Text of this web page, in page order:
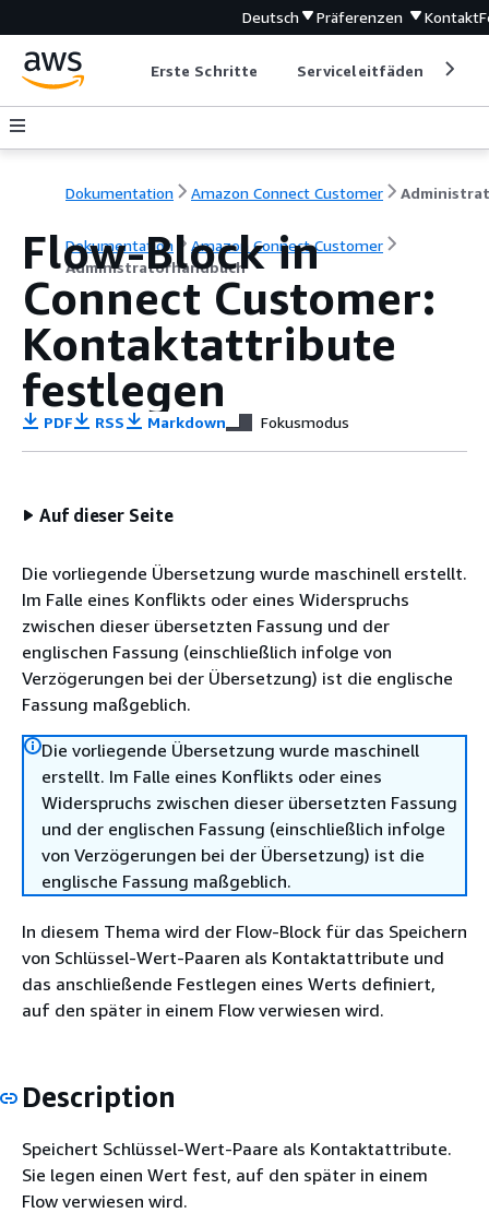
Deutsch Präferenzen Kontakt
Erste Schritte Serviceleitfäden
Dokumentation Amazon Connect Customer
Dokumentation
Amazon Connect Customer
Administratorhandbuch
Flow-Block in
Connect Customer:
Kontaktattribute
festlegen
PDF RSS Markdown Fokusmodus
Auf dieser Seite
Die vorliegende Übersetzung wurde maschinell erstellt.
Im Falle eines Konflikts oder eines Widerspruchs
zwischen dieser übersetzten Fassung und der
englischen Fassung (einschließlich infolge von
Verzögerungen bei der Übersetzung) ist die englische
Fassung maßgeblich.
Die vorliegende Übersetzung wurde maschinell
erstellt. Im Falle eines Konflikts oder eines
Widerspruchs zwischen dieser übersetzten Fassung
und der englischen Fassung (einschließlich infolge
von Verzögerungen bei der Übersetzung) ist die
englische Fassung maßgeblich.
In diesem Thema wird der Flow-Block für das Speichern
von Schlüssel-Wert-Paaren als Kontaktattribute und
das anschließende Festlegen eines Werts definiert,
auf den später in einem Flow verwiesen wird.
Description
Speichert Schlüssel-Wert-Paare als Kontaktattribute.
Sie legen einen Wert fest, auf den später in einem
Flow verwiesen wird.